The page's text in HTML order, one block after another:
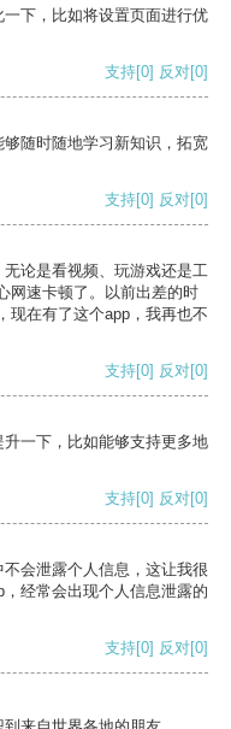
下，比如将设置页面进行优
支持[0] 反对[0]
随时随地学习新知识，拓宽
支持[0] 反对[0]
论是看视频、玩游戏还是工
网速卡顿了。以前出差的时
现在有了这个app，我再也不
支持[0] 反对[0]
一下，比如能够支持更多地
支持[0] 反对[0]
会泄露个人信息，这让我很
经常会出现个人信息泄露的
支持[0] 反对[0]